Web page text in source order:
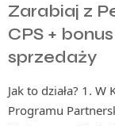
Zarabiaj z
CPS +
sprzedaży
Jak to działa? 1.
Programu